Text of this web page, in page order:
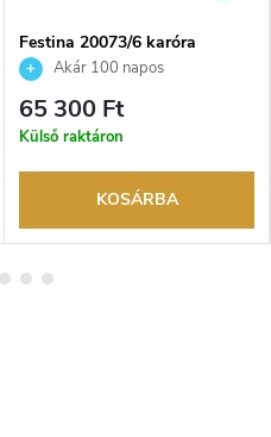
Festina 20073/6 karóra
Akár 100 napos
visszaküldési lehetőség. Hivatalos
márkakereskedő.
65 300 Ft
Külső raktáron
KOSÁRBA